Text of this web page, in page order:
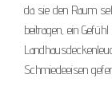
da sie den Raum
beitragen, ein
Schmiedeeisen